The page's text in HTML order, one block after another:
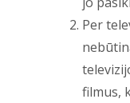
Per
filmus,